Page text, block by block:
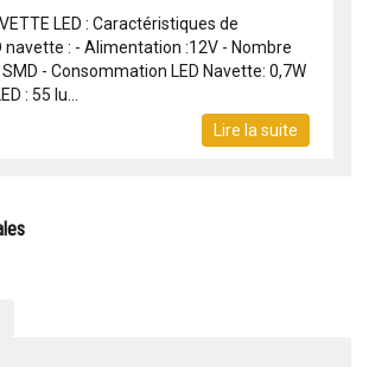
LED : Caractéristiques de
navette : - Alimentation :12V - Nombre
SMD - Consommation LED Navette: 0,7W
: 55 lu...
Lire la suite